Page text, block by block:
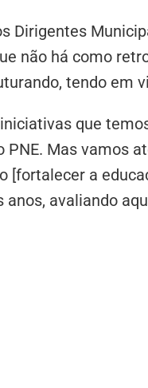
Dirigentes
não há como
tendo em
que
PNE. Mas vamos
[fortalecer a
avaliando